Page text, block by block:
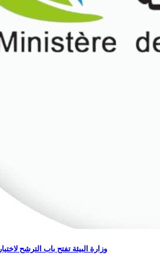
وزارة البيئة تفتح باب الترشح لاختيار 10 شبان لتعزيز العمل المناخي